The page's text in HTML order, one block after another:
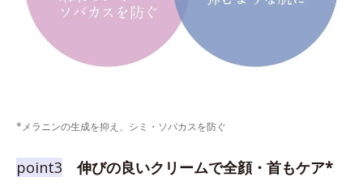
*メラニンの生成を抑え、シミ・ソバカスを防ぐ
point3 伸びの良いクリームで全顔・首もケア*